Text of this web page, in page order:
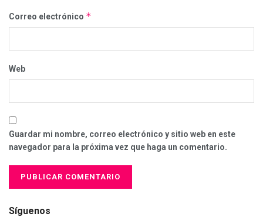
Correo electrónico *
Web
Guardar mi nombre, correo electrónico y sitio web en este
navegador para la próxima vez que haga un comentario.
Síguenos